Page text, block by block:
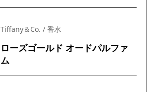
Tiffany＆Co. / 香水
ローズゴールド オードパルファ
ム